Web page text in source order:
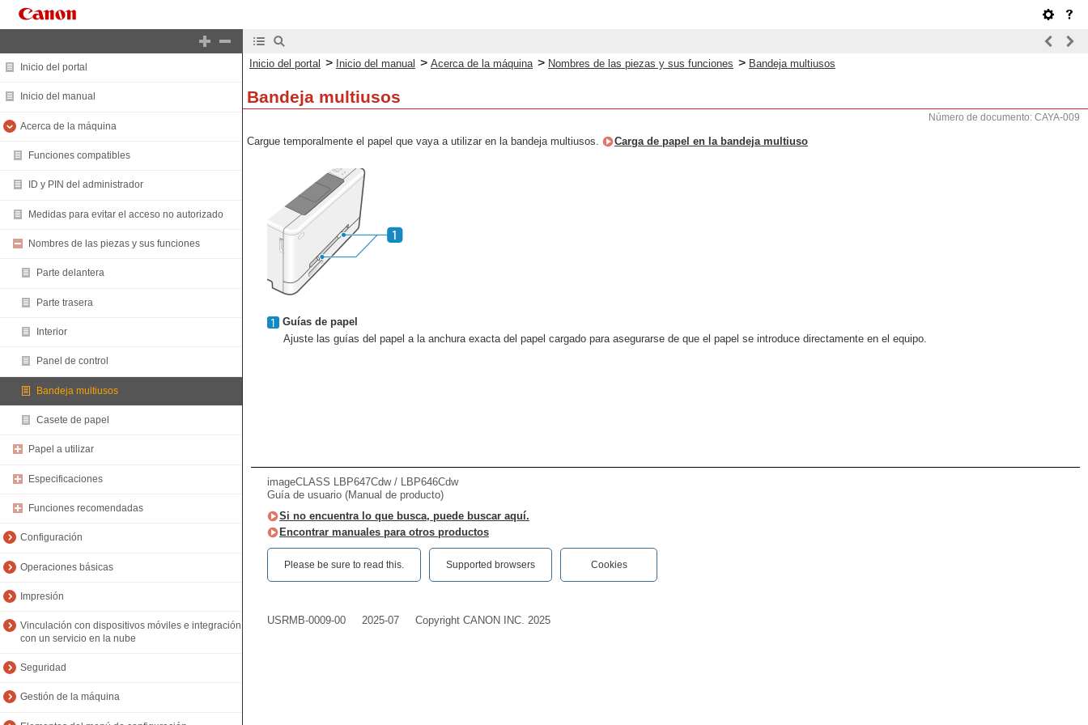
Inicio del portal
Inicio del manual
Acerca de la máquina
Funciones compatibles
ID y PIN del administrador
Medidas para evitar el acceso no autorizado
Nombres de las piezas y sus funciones
Parte delantera
Parte trasera
Interior
Panel de control
Bandeja multiusos
Casete de papel
Papel a utilizar
Especificaciones
Funciones recomendadas
Configuración
Operaciones básicas
Impresión
Vinculación con dispositivos móviles e integración
con un servicio en la nube
Seguridad
Gestión de la máquina
Inicio del portal > Inicio del manual > Acerca de la máquina > Nombres de las piezas y sus funciones > Bandeja multiusos
Bandeja multiusos
Número de documento: CAYA-009
Cargue temporalmente el papel que vaya a utilizar en la bandeja multiusos. Carga de papel en la bandeja multiuso
Guías de papel
Ajuste las guías del papel a la anchura exacta del papel cargado para asegurarse de que el papel se introduce directamente en el equipo.
imageCLASS LBP647Cdw / LBP646Cdw
Guía de usuario (Manual de producto)
Si no encuentra lo que busca, puede buscar aquí.
Encontrar manuales para otros productos
Please be sure to read this.‎ Supported browsers Cookies
USRMB-0009-00 2025-07 Copyright CANON INC. 2025